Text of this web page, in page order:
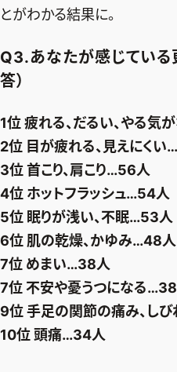
とがわかる結果に。
Q3.あなたが感じている
答）
1位 疲れる、だるい、やる気
2位 目が疲れる、見えにく
3位 首こり、肩こり…56人
4位 ホットフラッシュ…54人
5位 眠りが浅い、不眠…53人
6位 肌の乾燥、かゆみ…48人
7位 めまい…38人
7位 不安や憂うつになる
9位 手足の関節の痛み、し
10位 頭痛…34人